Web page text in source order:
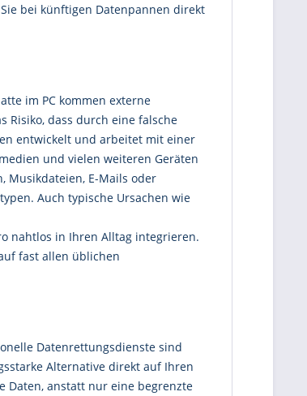
bei künftigen Datenpannen direkt
im PC kommen externe
Risiko, dass durch eine falsche
entwickelt und arbeitet mit einer
und vielen weiteren Geräten
Musikdateien, E-Mails oder
Auch typische Ursachen wie
nahtlos in Ihren Alltag integrieren.
fast allen üblichen
Datenrettungsdienste sind
Alternative direkt auf Ihren
Daten, anstatt nur eine begrenzte